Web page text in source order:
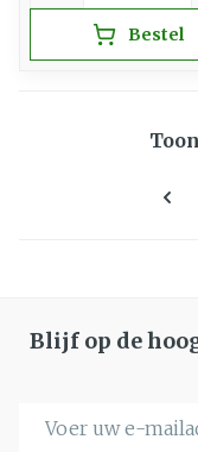
Bestel
Toon
Blijf op de